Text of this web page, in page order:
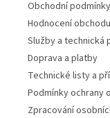
Obchodní podmínky
Hodnocení obchodu
Služby a technická
Doprava a platby
Technické listy a
Podmínky ochrany
Zpracování